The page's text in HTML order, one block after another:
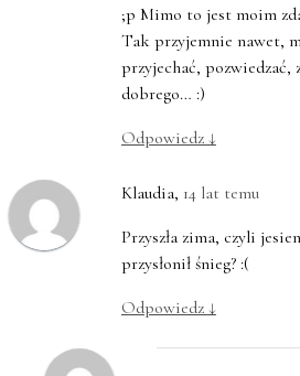
;p Mimo to jest moim
Tak przyjemnie nawet,
przyjechać, pozwiedzać,
dobrego… :)
Odpowiedz ↓
Klaudia, 14 lat temu
Przyszła zima, czyli
przysłonił śnieg? :(
Odpowiedz ↓